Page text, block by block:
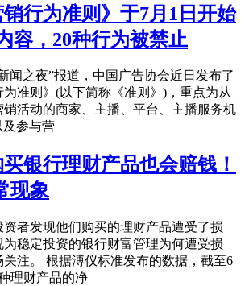
销行为准则》于7月1日开始
容，20种行为被禁止
闻之夜”报道，中国广告协会近日发布了
为准则》(以下简称《准则》)，重点为从
销活动的商家、主播、平台、主播服务机
参与营
银行理财产品也会赔钱！
现象
者发现他们购买的理财产品遭受了损
为稳定投资的银行财富管理为何遭受损
关注。 根据溥仪标准发布的数据，截至6
理财产品的净